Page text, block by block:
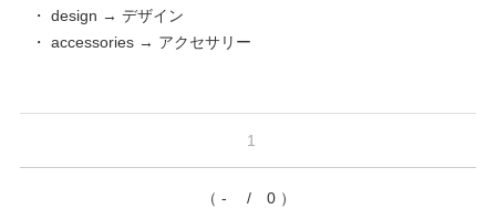
・ design → デザイン
・ accessories → アクセサリー
1
（ - / 0 ）